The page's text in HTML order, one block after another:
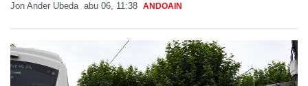
Jon Ander Ubeda abu 06, 11:38 ANDOAIN